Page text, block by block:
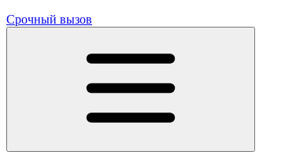
Срочный вызов